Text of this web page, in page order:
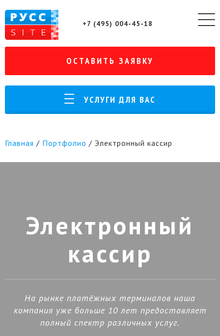
+7 (495) 004-45-18
ОСТАВИТЬ ЗАЯВКУ
УСЛУГИ ДЛЯ ВАС
Главная / Портфолио / Электронный кассир
Электронный
кассир
На рынке платёжных терминалов наша
компания уже больше 10 лет предоставляет
полный спектр различных услуг.